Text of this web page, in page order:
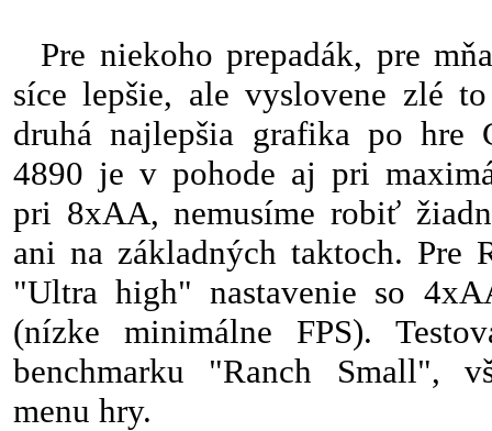
Pre niekoho prepadák, pre
síce lepšie, ale vyslovene zlé
druhá najlepšia grafika po hre
4890 je v pohode aj pri
pri 8xAA, nemusíme robiť
ani na základných taktoch. Pre
"Ultra high" nastavenie so
(nízke minimálne FPS).
benchmarku "Ranch Small",
menu hry.